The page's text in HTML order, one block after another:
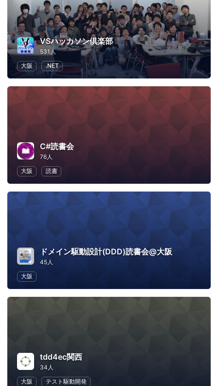
VSハッカソン倶楽部
531人
大阪
.NET
C#読書会
76人
大阪
読書
ドメイン駆動設計(DDD)読書会@大阪
45人
大阪
tdd4ec関西
34人
大阪
テスト駆動開発